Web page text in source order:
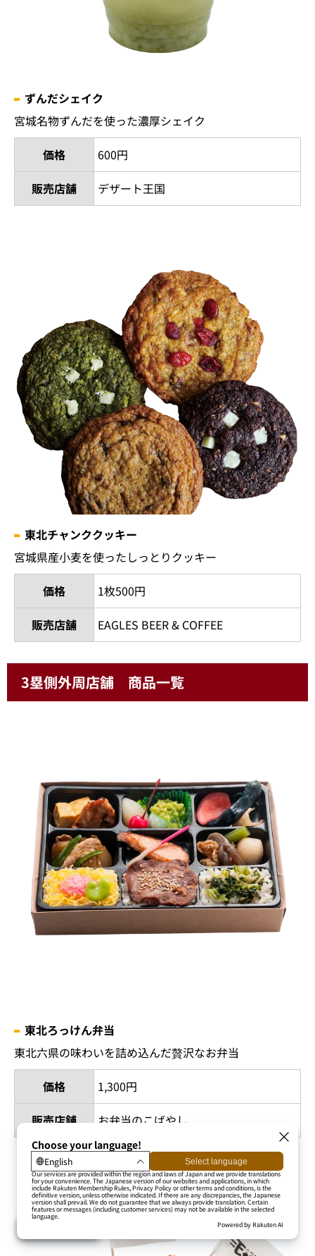
ずんだシェイク
宮城名物ずんだを使った濃厚シェイク
価格
600円
販売店舗
デザート王国
東北チャンククッキー
宮城県産小麦を使ったしっとりクッキー
価格
1枚500円
販売店舗
EAGLES BEER & COFFEE
3塁側外周店舗 商品一覧
東北ろっけん弁当
東北六県の味わいを詰め込んだ贅沢なお弁当
価格
1,300円
販売店舗
お弁当のこばやし